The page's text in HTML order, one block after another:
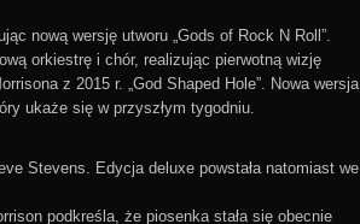
nową wersję utworu „Gods of Rock N Roll”.
orkiestrę i chór, realizując pierwotną wizję
z 2015 r. „God Shaped Hole”. Nowa wersja
ukaże się w przyszłym tygodniu.
Stevens. Edycja deluxe powstała natomiast we
podkreśla, że piosenka stała się obecnie